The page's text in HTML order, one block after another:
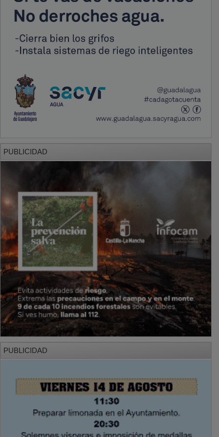
PUBLICIDAD
PUBLICIDAD
PUBLICIDAD
PUBLICIDAD
PUBLICIDAD
SECCIONES
Local
Provincia
Sociedad y Cultura
Región
Deportes
Economía
Opinión
NUEVA ALCARRIA
Quiénes somos
Aviso Legal
BASES CONCURSO FOTOGRAFÍA LAVANDA
OTROS ENLACES
Sistemas Integrales Cualificados
Entrada Bloggers
Configuración de Cookies